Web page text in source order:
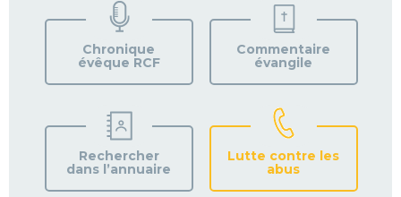
VOTRE
PAROISSE
Chronique
évêque RCF
Commentaire
évangile
Rechercher
dans l’annuaire
Lutte contre les
abus